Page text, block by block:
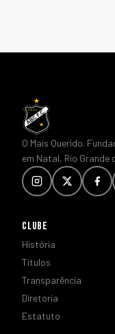
O Mais Querido.
em Natal, Rio Grande
CLUBE
História
Títulos
Transparência
Diretoria
Estatuto